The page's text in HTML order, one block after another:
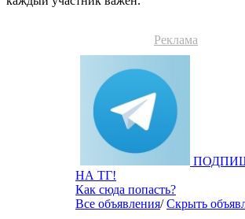
Реклама
НА ТГ!
Как сюда попасть?
Все объявления/Скрыть